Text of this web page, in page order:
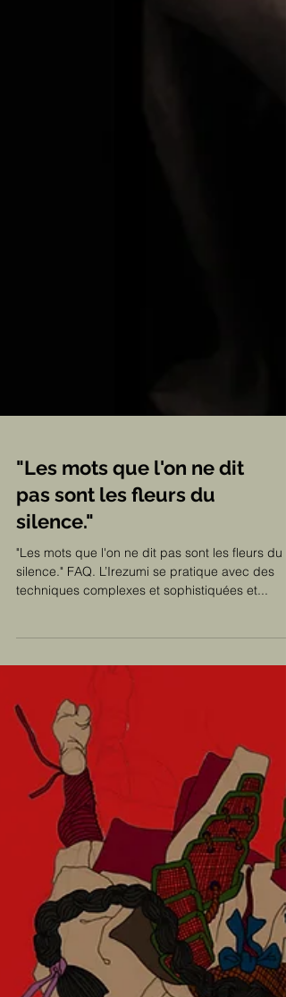
"Les mots que l'on ne dit
pas sont les fleurs du
silence."
"Les mots que l'on ne dit pas sont les fleurs du